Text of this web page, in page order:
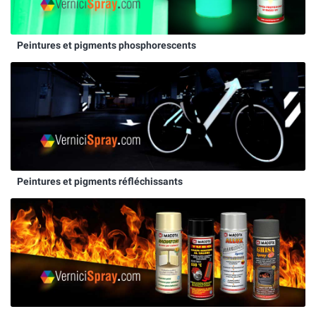
Peintures et pigments phosphorescents
Peintures et pigments réfléchissants